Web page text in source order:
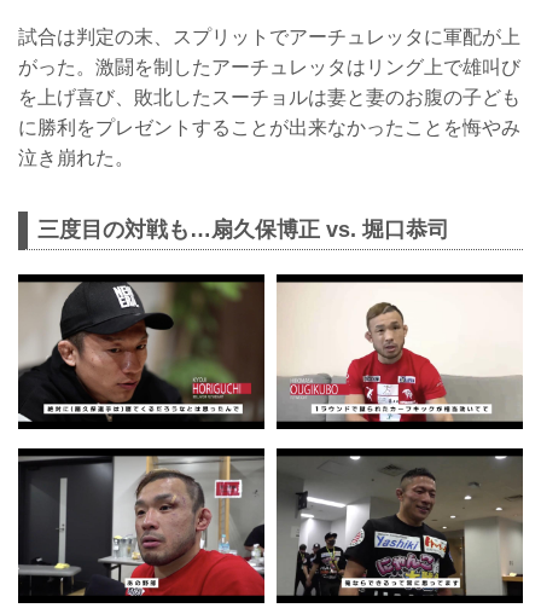
試合は判定の末、スプリットでアーチュレッタに軍配が上
がった。激闘を制したアーチュレッタはリング上で雄叫び
を上げ喜び、敗北したスーチョルは妻と妻のお腹の子ども
に勝利をプレゼントすることが出来なかったことを悔やみ
泣き崩れた。
三度目の対戦も…扇久保博正 vs. 堀口恭司